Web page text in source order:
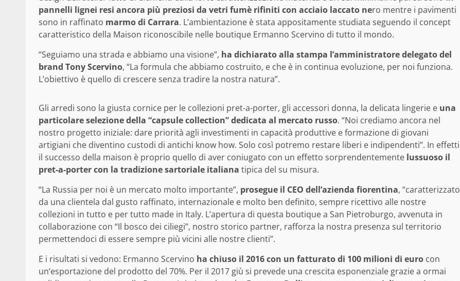
pannelli lignei resi ancora più preziosi da vetri fumè rifiniti con acciaio laccato nero mentre i pavimenti
sono in raffinato marmo di Carrara. L’ambientazione è stata appositamente studiata seguendo il concept
caratteristico della Maison riconoscibile nelle boutique Ermanno Scervino di tutto il mondo.
“Seguiamo una strada e abbiamo una visione”, ha dichiarato alla stampa l’amministratore delegato del
brand Tony Scervino, “La formula che abbiamo costruito, e che è in continua evoluzione, per noi funziona.
L’obiettivo è quello di crescere senza tradire la nostra natura”.
Gli arredi sono la giusta cornice per le collezioni pret-a-porter, gli accessori donna, la delicata lingerie e una
particolare selezione della “capsule collection” dedicata al mercato russo. “Noi crediamo ancora nel
nostro progetto iniziale: dare priorità agli investimenti in capacità produttive e formazione di giovani
artigiani che diventino custodi di antichi know how. Solo così potremo restare liberi e indipendenti”. In effetti
il successo della maison è proprio quello di aver coniugato con un effetto sorprendentemente lussuoso il
pret-a-porter con la tradizione sartoriale italiana tipica del su misura.
“La Russia per noi è un mercato molto importante”, prosegue il CEO dell’azienda fiorentina, “caratterizzato
da una clientela dal gusto raffinato, internazionale e molto ben definito, sempre ricettivo alle nostre
collezioni in tutto e per tutto made in Italy. L’apertura di questa boutique a San Pietroburgo, avvenuta in
collaborazione con “Il bosco dei ciliegi”, nostro storico partner, rafforza la nostra presenza sul territorio
permettendoci di essere sempre più vicini alle nostre clienti”.
E i risultati si vedono: Ermanno Scervino ha chiuso il 2016 con un fatturato di 100 milioni di euro con
un’esportazione del prodotto del 70%. Per il 2017 giù si prevede una crescita esponenziale grazie a ormai